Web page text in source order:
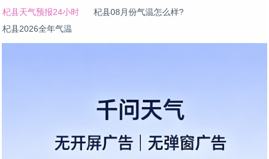
杞县天气预报24小时
杞县08月份气温怎么样?
杞县2026全年气温